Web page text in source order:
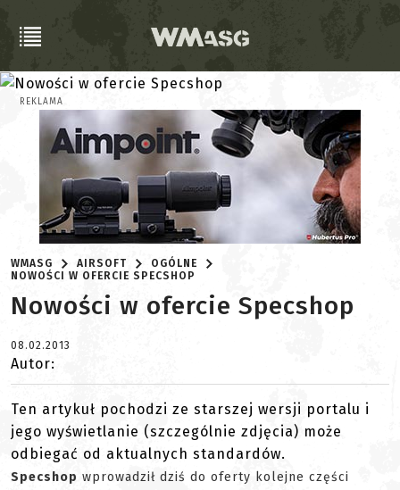
REKLAMA
WMASG AIRSOFT
OGÓLNE
NOWOŚCI W OFERCIE SPECSHOP
Nowości w ofercie Specshop
08.02.2013
Autor:
Ten artykuł pochodzi ze starszej wersji portalu i
jego wyświetlanie (szczególnie zdjęcia) może
odbiegać od aktualnych standardów.
Specshop wprowadził dziś do oferty kolejne części